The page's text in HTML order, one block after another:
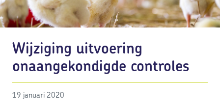
Wijziging uitvoering
onaangekondigde controles
19 januari 2020